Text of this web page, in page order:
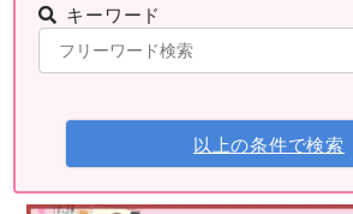
キーワード
以上の条件で検索